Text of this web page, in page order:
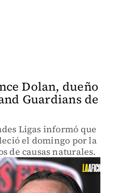
Dolan, dueño
Guardians de
Ligas informó que
el domingo por la
de causas naturales.